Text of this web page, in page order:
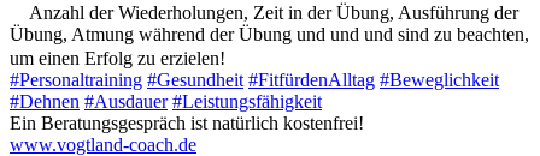
Anzahl der Wiederholungen, Zeit in der Übung, Ausführung der
Übung, Atmung während der Übung und und und sind zu beachten,
um einen Erfolg zu erzielen!
#Personaltraining #Gesundheit #FitfürdenAlltag #Beweglichkeit
#Dehnen #Ausdauer #Leistungsfähigkeit
Ein Beratungsgespräch ist natürlich kostenfrei!
www.vogtland-coach.de